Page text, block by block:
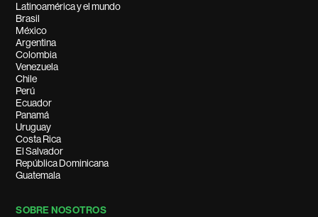
Latinoamérica y el mundo
Brasil
México
Argentina
Colombia
Venezuela
Chile
Perú
Ecuador
Panamá
Uruguay
Costa Rica
El Salvador
República Dominicana
Guatemala
SOBRE NOSOTROS